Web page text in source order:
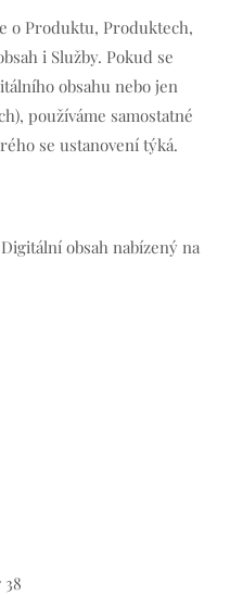
o Produktu, Produktech,
i Služby. Pokud se
obsahu nebo jen
používáme samostatné
se ustanovení týká.
obsah nabízený na
38